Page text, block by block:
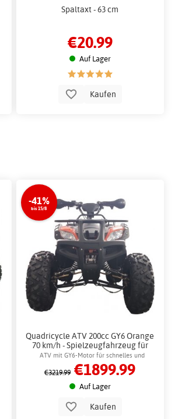
Spaltaxt - 63 cm
€20.99
Auf Lager
Kaufen
-41%
bis 15/8
Quadricycle ATV 200cc GY6 Orange
70 km/h - Spielzeugfahrzeug für
draußen + Schlosskette
ATV mit GY6-Motor für schnelles und
reibungsloses Fahren
€3219.99 €1899.99
Auf Lager
Kaufen